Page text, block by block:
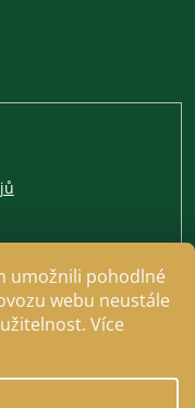
umožnili pohodlné
webu neustále
Více